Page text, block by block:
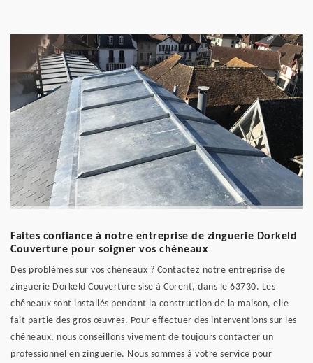
Faites confiance à notre entreprise de zinguerie Dorkeld
Couverture pour soigner vos chéneaux
Des problèmes sur vos chéneaux ? Contactez notre entreprise de
zinguerie Dorkeld Couverture sise à Corent, dans le 63730. Les
chéneaux sont installés pendant la construction de la maison, elle
fait partie des gros œuvres. Pour effectuer des interventions sur les
chéneaux, nous conseillons vivement de toujours contacter un
professionnel en zinguerie. Nous sommes à votre service pour